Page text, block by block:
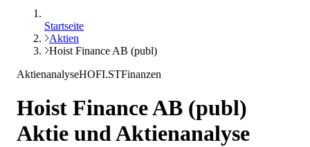
Startseite
Aktien
Hoist Finance AB (publ)
AktienanalyseHOFI.STFinanzen
Hoist Finance AB (publ)
Aktie und Aktienanalyse